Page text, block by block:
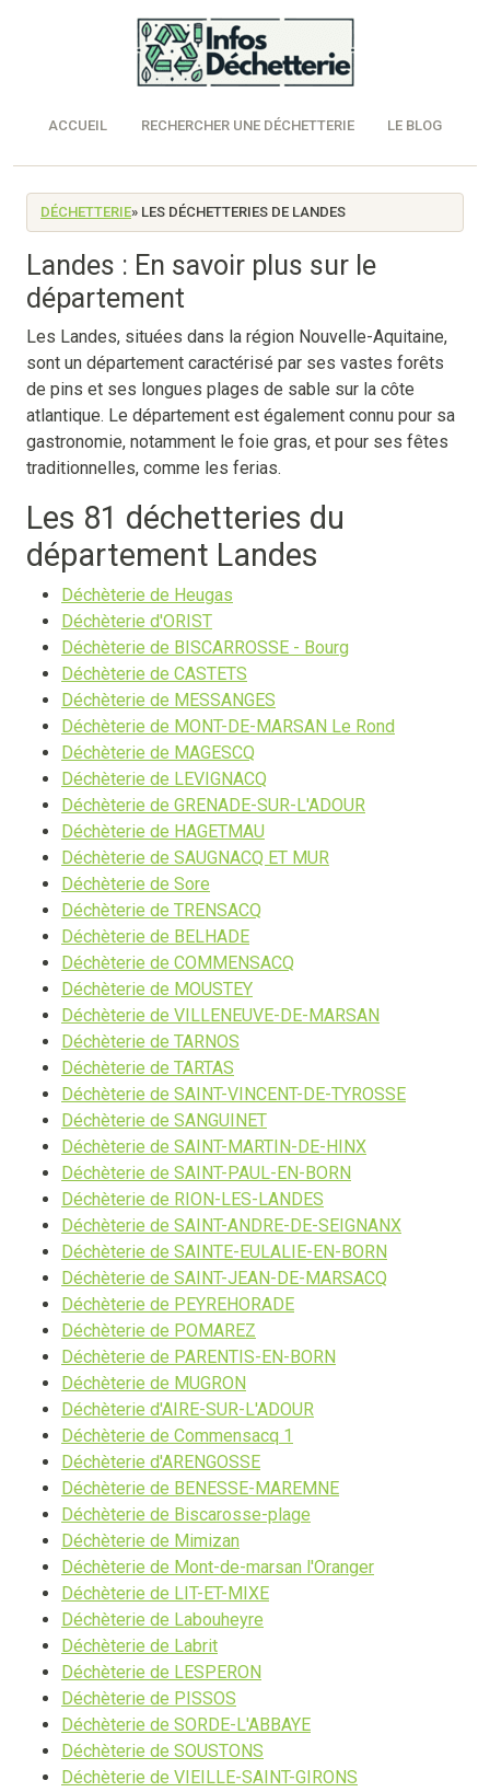
ACCUEIL RECHERCHER UNE DÉCHETTERIE LE BLOG
DÉCHETTERIE» LES DÉCHETTERIES DE LANDES
Landes : En savoir plus sur le
département
Les Landes, situées dans la région Nouvelle-Aquitaine,
sont un département caractérisé par ses vastes forêts
de pins et ses longues plages de sable sur la côte
atlantique. Le département est également connu pour sa
gastronomie, notamment le foie gras, et pour ses fêtes
traditionnelles, comme les ferias.
Les 81 déchetteries du
département Landes
Déchèterie de Heugas
Déchèterie d'ORIST
Déchèterie de BISCARROSSE - Bourg
Déchèterie de CASTETS
Déchèterie de MESSANGES
Déchèterie de MONT-DE-MARSAN Le Rond
Déchèterie de MAGESCQ
Déchèterie de LEVIGNACQ
Déchèterie de GRENADE-SUR-L'ADOUR
Déchèterie de HAGETMAU
Déchèterie de SAUGNACQ ET MUR
Déchèterie de Sore
Déchèterie de TRENSACQ
Déchèterie de BELHADE
Déchèterie de COMMENSACQ
Déchèterie de MOUSTEY
Déchèterie de VILLENEUVE-DE-MARSAN
Déchèterie de TARNOS
Déchèterie de TARTAS
Déchèterie de SAINT-VINCENT-DE-TYROSSE
Déchèterie de SANGUINET
Déchèterie de SAINT-MARTIN-DE-HINX
Déchèterie de SAINT-PAUL-EN-BORN
Déchèterie de RION-LES-LANDES
Déchèterie de SAINT-ANDRE-DE-SEIGNANX
Déchèterie de SAINTE-EULALIE-EN-BORN
Déchèterie de SAINT-JEAN-DE-MARSACQ
Déchèterie de PEYREHORADE
Déchèterie de POMAREZ
Déchèterie de PARENTIS-EN-BORN
Déchèterie de MUGRON
Déchèterie d'AIRE-SUR-L'ADOUR
Déchèterie de Commensacq 1
Déchèterie d'ARENGOSSE
Déchèterie de BENESSE-MAREMNE
Déchèterie de Biscarosse-plage
Déchèterie de Mimizan
Déchèterie de Mont-de-marsan l'Oranger
Déchèterie de LIT-ET-MIXE
Déchèterie de Labouheyre
Déchèterie de Labrit
Déchèterie de LESPERON
Déchèterie de PISSOS
Déchèterie de SORDE-L'ABBAYE
Déchèterie de SOUSTONS
Déchèterie de VIEILLE-SAINT-GIRONS